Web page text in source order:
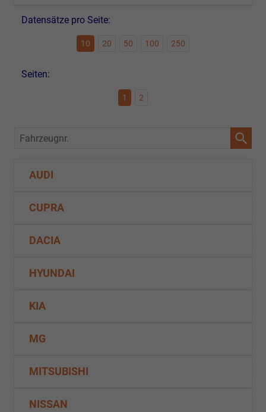
Datensätze pro Seite:
10 20 50 100 250
Seiten:
1 2
Fahrzeugnr.
AUDI
CUPRA
DACIA
HYUNDAI
KIA
MG
MITSUBISHI
NISSAN